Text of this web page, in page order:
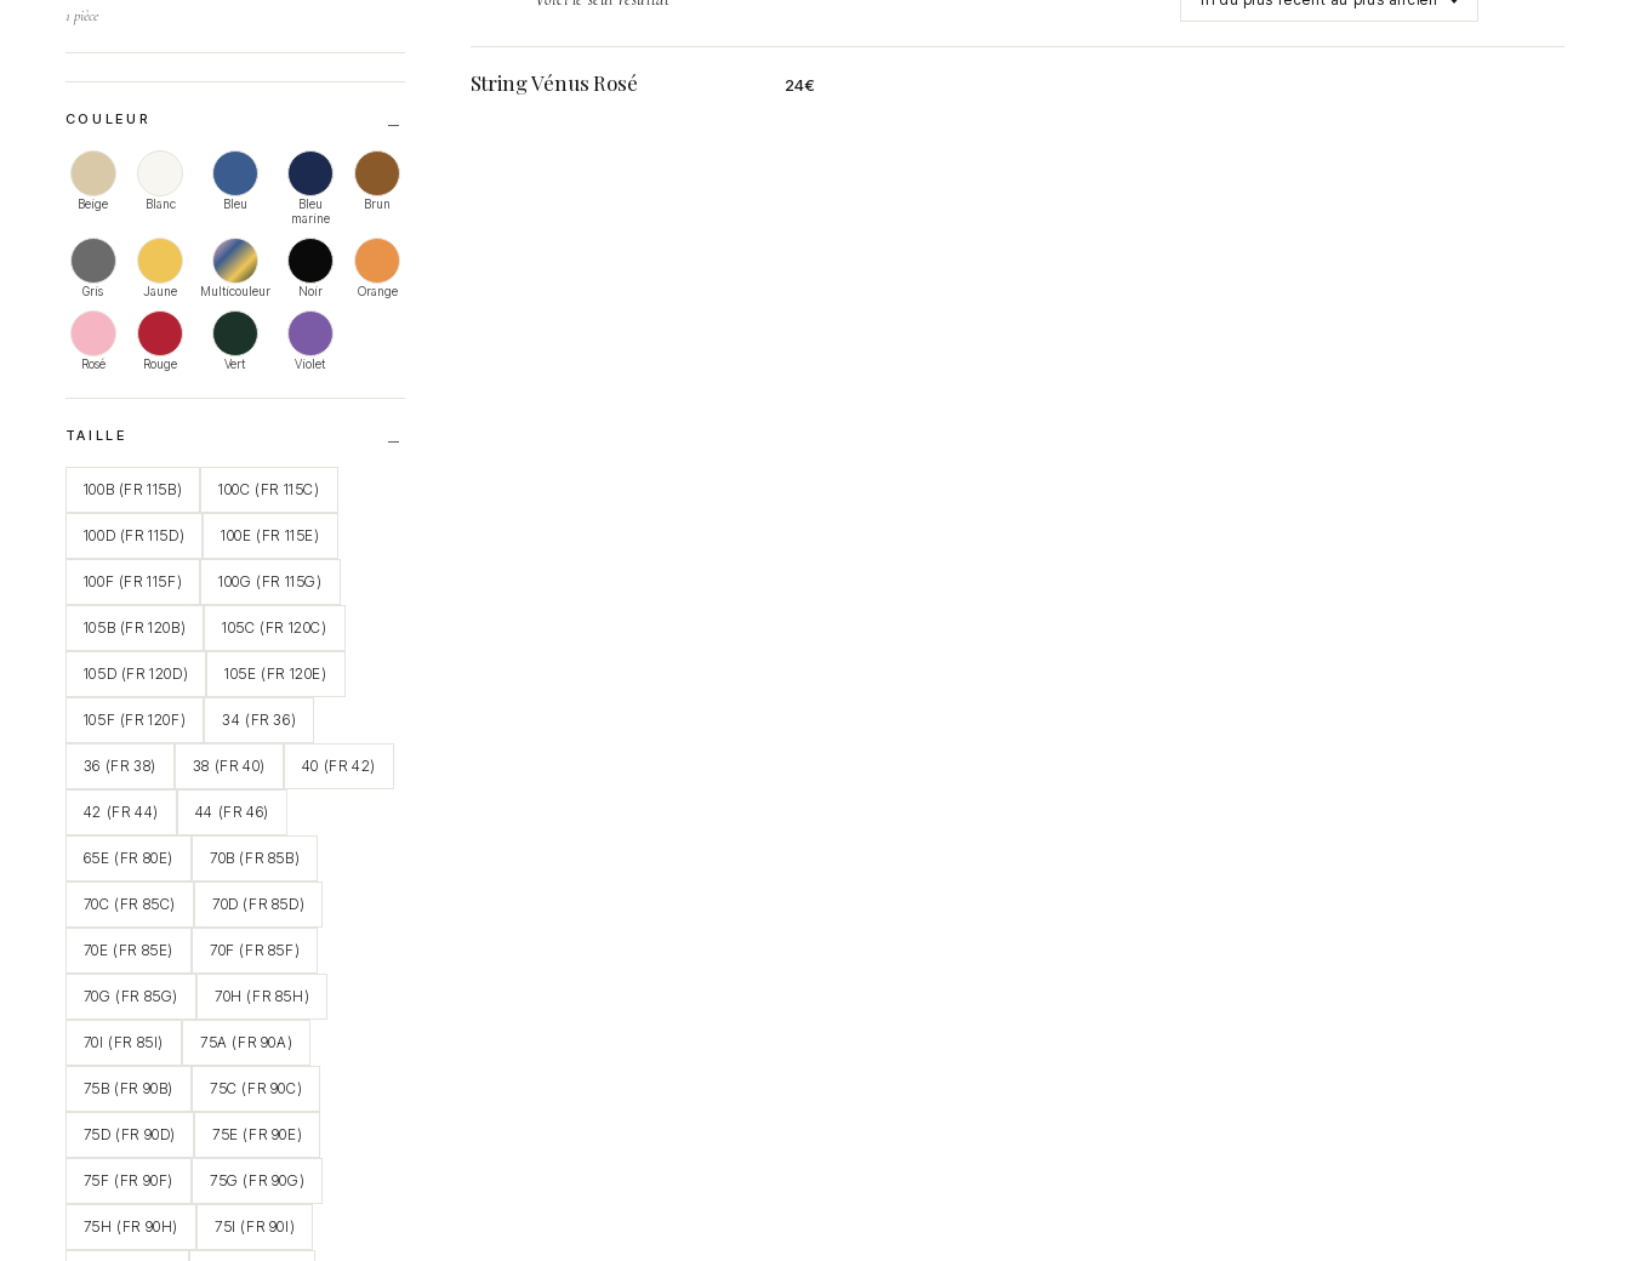
1 pièce
COULEUR
Beige Blanc Bleu
Bleu
marine
Brun
Gris Jaune Multicouleur Noir Orange
Rosé Rouge Vert Violet
TAILLE
100B (FR 115B) 100C (FR 115C)
100D (FR 115D) 100E (FR 115E)
100F (FR 115F) 100G (FR 115G)
105B (FR 120B) 105C (FR 120C)
105D (FR 120D) 105E (FR 120E)
105F (FR 120F) 34 (FR 36)
36 (FR 38) 38 (FR 40) 40 (FR 42)
42 (FR 44) 44 (FR 46)
65E (FR 80E) 70B (FR 85B)
70C (FR 85C) 70D (FR 85D)
70E (FR 85E) 70F (FR 85F)
70G (FR 85G) 70H (FR 85H)
70I (FR 85I) 75A (FR 90A)
75B (FR 90B) 75C (FR 90C)
75D (FR 90D) 75E (FR 90E)
75F (FR 90F) 75G (FR 90G)
75H (FR 90H) 75I (FR 90I)
String Vénus Rosé 24€